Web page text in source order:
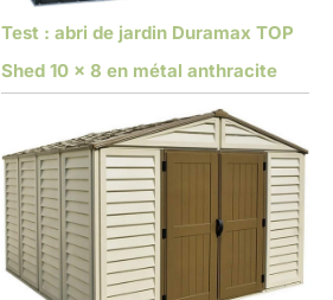
Test : abri de jardin Duramax TOP
Shed 10 x 8 en métal anthracite